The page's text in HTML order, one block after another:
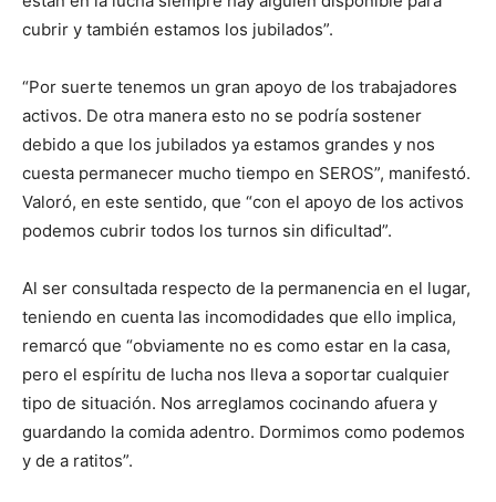
cubrir y también estamos los jubilados”.
“Por suerte tenemos un gran apoyo de los trabajadores
activos. De otra manera esto no se podría sostener
debido a que los jubilados ya estamos grandes y nos
cuesta permanecer mucho tiempo en SEROS”, manifestó.
Valoró, en este sentido, que “con el apoyo de los activos
podemos cubrir todos los turnos sin dificultad”.
Al ser consultada respecto de la permanencia en el lugar,
teniendo en cuenta las incomodidades que ello implica,
remarcó que “obviamente no es como estar en la casa,
pero el espíritu de lucha nos lleva a soportar cualquier
tipo de situación. Nos arreglamos cocinando afuera y
guardando la comida adentro. Dormimos como podemos
y de a ratitos”.